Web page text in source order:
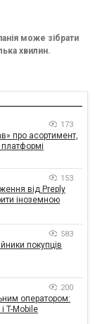
може зібрати
хвилин.
173
про асортимент,
153
від Preply
іноземною
583
покупців
200
оператором:
T-Mobile